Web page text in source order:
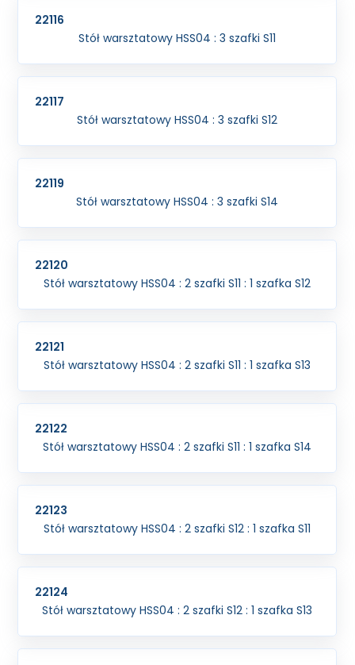
22116
Stół warsztatowy HSS04 : 3 szafki S11
22117
Stół warsztatowy HSS04 : 3 szafki S12
22119
Stół warsztatowy HSS04 : 3 szafki S14
22120
Stół warsztatowy HSS04 : 2 szafki S11 : 1 szafka S12
22121
Stół warsztatowy HSS04 : 2 szafki S11 : 1 szafka S13
22122
Stół warsztatowy HSS04 : 2 szafki S11 : 1 szafka S14
22123
Stół warsztatowy HSS04 : 2 szafki S12 : 1 szafka S11
22124
Stół warsztatowy HSS04 : 2 szafki S12 : 1 szafka S13